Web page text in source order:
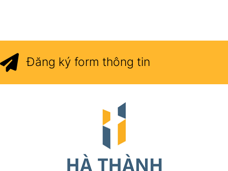
Đăng ký form thông tin